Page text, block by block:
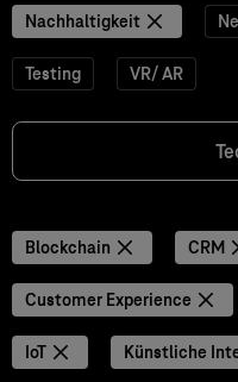
Nachhaltigkeit
Testing VR/ AR
Blockchain CRM
Customer Experience
IoT Künstliche